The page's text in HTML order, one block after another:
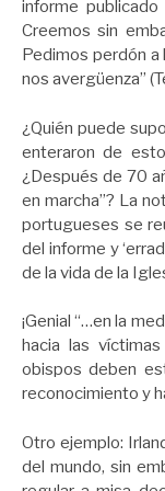
informe
Creemos sin
Pedimos perdón a
nos avergüenza”
¿Quién puede
enteraron de
¿Después de 70
en marcha”? La
portugueses se
del informe y
de la vida de la
¡Genial “…en la
hacia las
obispos deben
reconocimiento y
Otro ejemplo:
del mundo, sin